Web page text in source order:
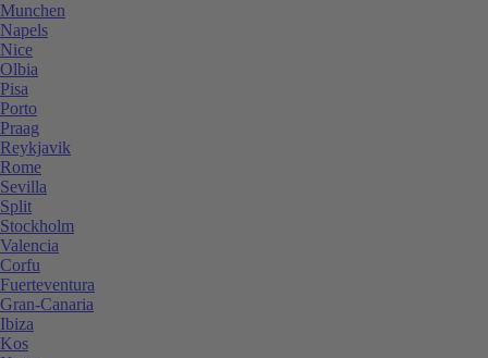
Munchen
Napels
Nice
Olbia
Pisa
Porto
Praag
Reykjavik
Rome
Sevilla
Split
Stockholm
Valencia
Corfu
Fuerteventura
Gran-Canaria
Ibiza
Kos